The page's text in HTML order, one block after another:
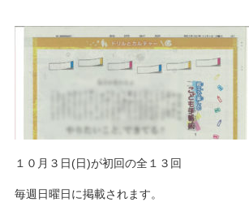
１０月３日(日)が初回の全１３回
毎週日曜日に掲載されます。